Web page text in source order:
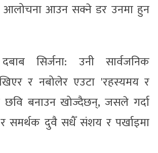
आलोचना आउन सक्ने डर उनमा हुन
दबाब सिर्जना: उनी सार्वजनिक
र नबोलेर एउटा 'रहस्यमय र
छवि बनाउन खोज्दैछन्, जसले गर्दा
र समर्थक दुवै सधैँ संशय र पर्खाइमा